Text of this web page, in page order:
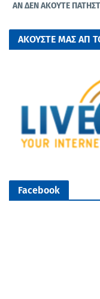
ΑΝ ΔΕΝ ΑΚΟΥΤΕ
ΑΚΟΥΣΤΕ ΜΑΣ ΑΠ
Facebook